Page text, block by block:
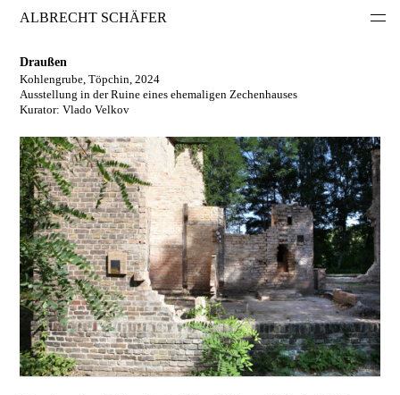
ALBRECHT SCHÄFER
Draußen
Kohlengrube, Töpchin, 2024
Ausstellung in der Ruine eines ehemaligen Zechenhauses
Kurator: Vlado Velkov